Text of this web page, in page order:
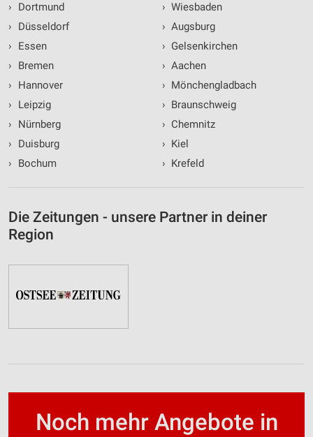
›
Dortmund
›
Düsseldorf
›
Essen
›
Bremen
›
Hannover
›
Leipzig
›
Nürnberg
›
Duisburg
›
Bochum
› Wiesbaden
› Augsburg
› Gelsenkirchen
› Aachen
› Mönchengladbach
› Braunschweig
› Chemnitz
› Kiel
› Krefeld
Die Zeitungen - unsere Partner in deiner
Region
Noch mehr Angebote in